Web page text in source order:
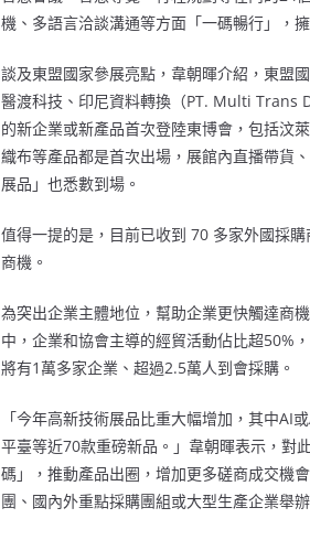
機、多語言洽談溝通等方面「一碼暢行」，
談及東盟國家參展亮點，韋朝暉介紹，東盟
醫渡科技、印尼資料轉換（PT. Multi Trans
的新企業或新產品首次登陸東博會，包括汶
織布等產品都是首次出場，展館內直播帶貨
展品」也悉數到場。
值得一提的是，目前已收到 70 多家外國採
商機。
為突出企業主體地位，幫助企業更快觸達商
中，企業和協會主導的經貿活動佔比超50%
將有1萬多家企業、超過2.5萬人到會採購。
「今年高新技術展品比重大幅增加，其中AI
平臺等近70款重磅新品。」韋朝暉表示，對
碼」，推動產品出圈，增加更多磋商成交機
團、國內外重點採購團組或大型生產企業舉